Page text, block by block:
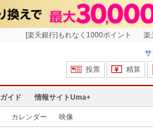
[楽天銀行]もれなく1000ポイント 楽
投票
精算
ガイド 情報サイトUma+
カレンダー 映像